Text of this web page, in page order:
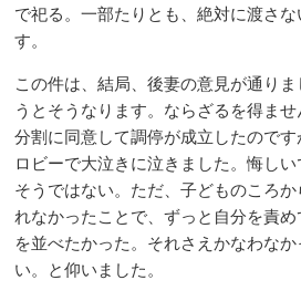
で祀る。一部たりとも、絶対に渡さ
す。
この件は、結局、後妻の意見が通り
うとそうなります。ならざるを得ま
分割に同意して調停が成立したので
ロビーで大泣きに泣きました。悔し
そうではない。ただ、子どものころ
れなかったことで、ずっと自分を責
を並べたかった。それさえかなわな
い。と仰いました。